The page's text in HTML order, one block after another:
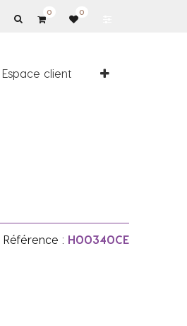
0 0
Espace client
Référence : H00340CE